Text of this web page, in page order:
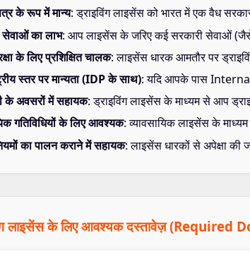
के रूप में मान्य: ड्राइविंग लाइसेंस को भारत में एक वैध
का लाभ: आप लाइसेंस के जरिए कई सरकारी सेवाओं
के लिए प्रशिक्षित चालक: लाइसेंस धारक आमतौर पर
स्तर पर मान्यता (IDP के साथ): यदि आपके पास
के अवसरों में सहायक: ड्राइविंग लाइसेंस के माध्यम से आप
गतिविधियों के लिए आवश्यक: व्यावसायिक लाइसेंस के
का पालन कराने में सहायक: लाइसेंस धारकों से अपेक्षा की
लाइसेंस के लिए आवश्यक दस्तावेज़ (Required